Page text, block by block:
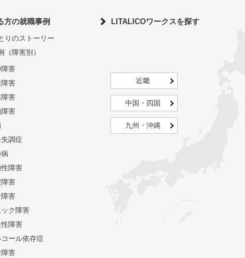
方の就職事例
りのストーリー
（障害別）
害
害
害
害
調症
病
障害
害
害
ク障害
障害
コール依存症
害
LITALICOワークスを探す
近畿
中国・四国
九州・沖縄